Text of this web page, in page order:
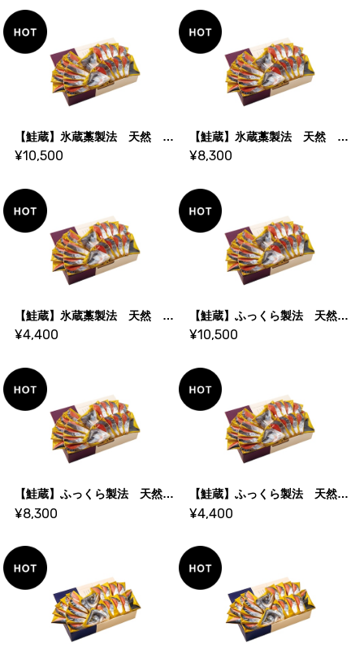
【鮭蔵】氷蔵藁製法 天然 紅鮭姿切身 2.4kg
¥10,500
【鮭蔵】氷蔵藁製法 天然 紅鮭姿切身 2.0kg
¥8,300
【鮭蔵】氷蔵藁製法 天然 紅鮭姿切身 1.0kg（半身）
¥4,400
【鮭蔵】ふっくら製法 天然 紅鮭姿切身 2.4kg
¥10,500
【鮭蔵】ふっくら製法 天然 紅鮭姿切身 2.0kg
¥8,300
【鮭蔵】ふっくら製法 天然 紅鮭姿切身 1.0kg（半身）
¥4,400